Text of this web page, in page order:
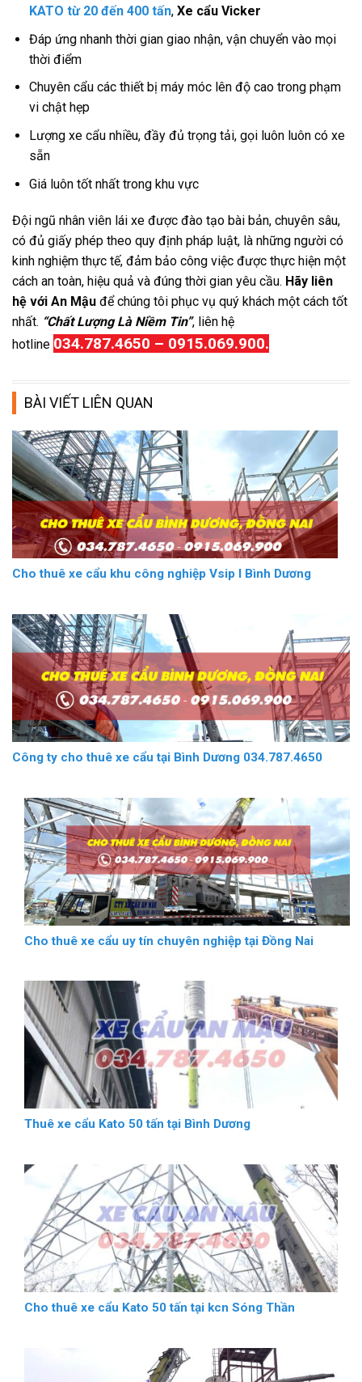
KATO từ 20 đến 400 tấn, Xe cẩu Vicker
Đáp ứng nhanh thời gian giao nhận, vận chuyển vào mọi
thời điểm
Chuyên cẩu các thiết bị máy móc lên độ cao trong phạm
vi chật hẹp
Lượng xe cẩu nhiều, đầy đủ trọng tải, gọi luôn luôn có xe
sẵn
Giá luôn tốt nhất trong khu vực
Đội ngũ nhân viên lái xe được đào tạo bài bản, chuyên sâu,
có đủ giấy phép theo quy định pháp luật, là những người có
kinh nghiệm thực tế, đảm bảo công việc được thực hiện một
cách an toàn, hiệu quả và đúng thời gian yêu cầu. Hãy liên
hệ với An Mậu để chúng tôi phục vụ quý khách một cách tốt
nhất. “Chất Lượng Là Niềm Tin”, liên hệ
hotline 034.787.4650 – 0915.069.900.
BÀI VIẾT LIÊN QUAN
Cho thuê xe cẩu khu công nghiệp Vsip I Bình Dương
Công ty cho thuê xe cẩu tại Bình Dương 034.787.4650
Cho thuê xe cẩu uy tín chuyên nghiệp tại Đồng Nai
Thuê xe cẩu Kato 50 tấn tại Bình Dương
Cho thuê xe cẩu Kato 50 tấn tại kcn Sóng Thần